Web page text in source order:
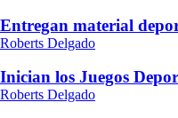
Entregan material
Roberts Delgado
Inician los Juegos
Roberts Delgado